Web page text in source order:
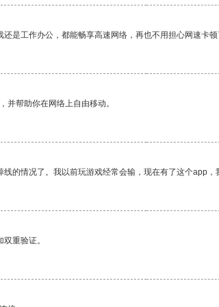
是工作办公，都能畅享高速网络，再也不用担心网速卡
并帮助你在网络上自由移动。
的情况了。我以前玩游戏经常会输，现在有了这个app，
重验证。